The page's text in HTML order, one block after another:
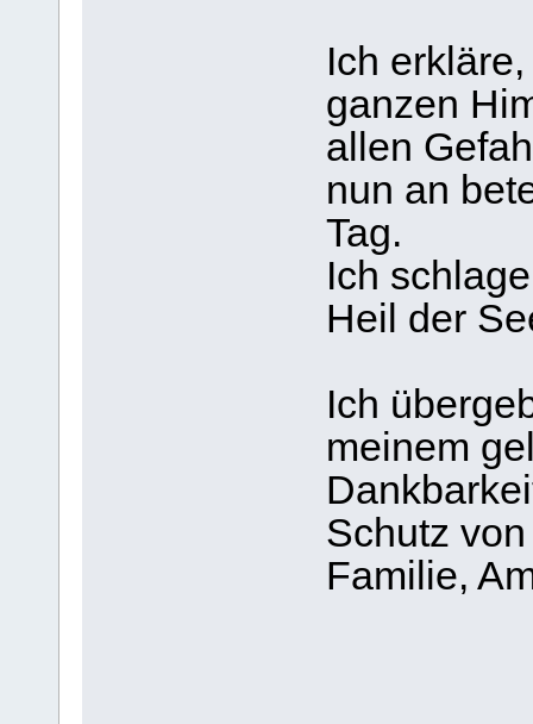
Ich
ganzen
allen
nun an
Tag.
Ich
Heil der
Ich
meinem
Schutz
Familie,